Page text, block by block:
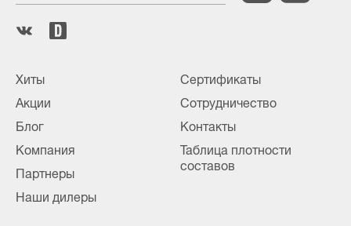
Хиты
Акции
Блог
Компания
Партнеры
Наши дилеры
Сертификаты
Сотрудничество
Контакты
Таблица плотности
составов